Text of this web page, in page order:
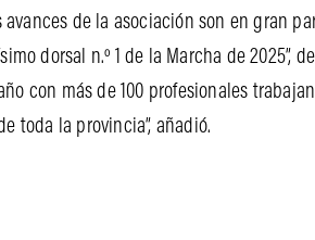
avances de la asociación son en gran
dorsal n.º 1 de la Marcha de 2025”,
más de 100 profesionales
toda la provincia”, añadió.